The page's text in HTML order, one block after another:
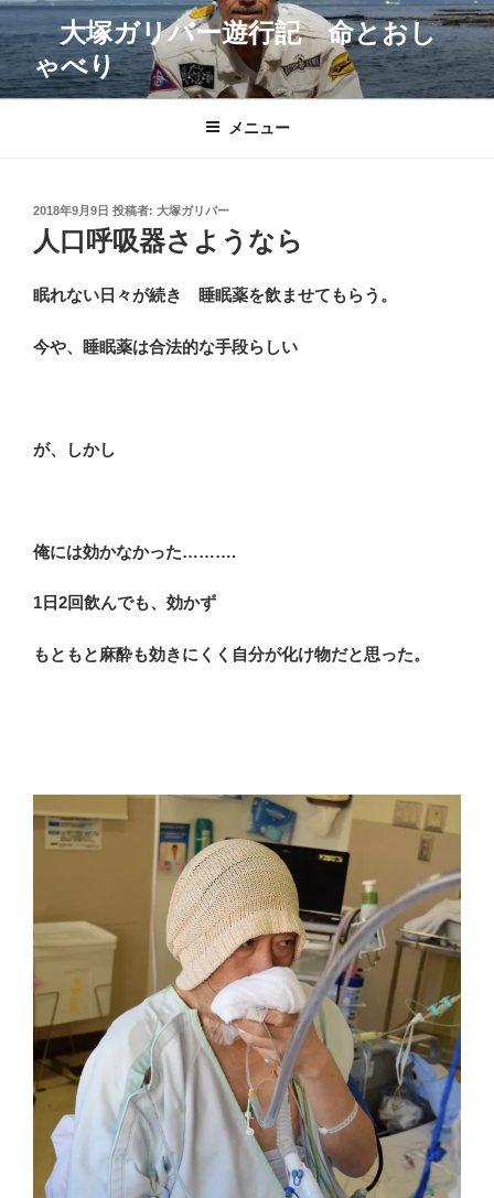
コ
ン
テ
ン
大塚ガリバー遊行記 命とおし
ゃべり
メニュー
投
日:
2018年9月9日 投稿者: 大塚ガリバー
人口呼吸器さようなら
眠れない日々が続き 睡眠薬を飲ませてもらう。
今や、睡眠薬は合法的な手段らしい
が、しかし
俺には効かなかった……….
1日2回飲んでも、効かず
もともと麻酔も効きにくく自分が化け物だと思った。